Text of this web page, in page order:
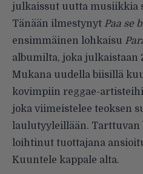
julkaissut uutta musiikkia
Tänään ilmestynyt Paa se
ensimmäinen lohkaisu
albumilta, joka julkaistaan
Mukana uudella biisillä
kovimpiin reggae-
joka viimeistelee teoksen
laulutyyleillään. Tarttuvan
loihtinut tuottajana
Kuuntele kappale alta.